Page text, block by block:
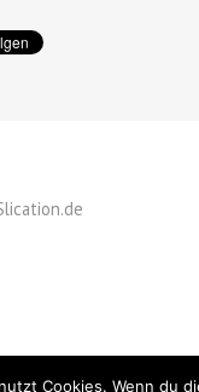
Cookies. Wenn du